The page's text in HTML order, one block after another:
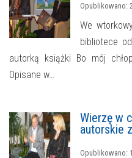
Opublikowano:
We
bibliotece
autorką książki Bo mój
Opisane w…
Wierzę w
autorskie
Opublikowano: